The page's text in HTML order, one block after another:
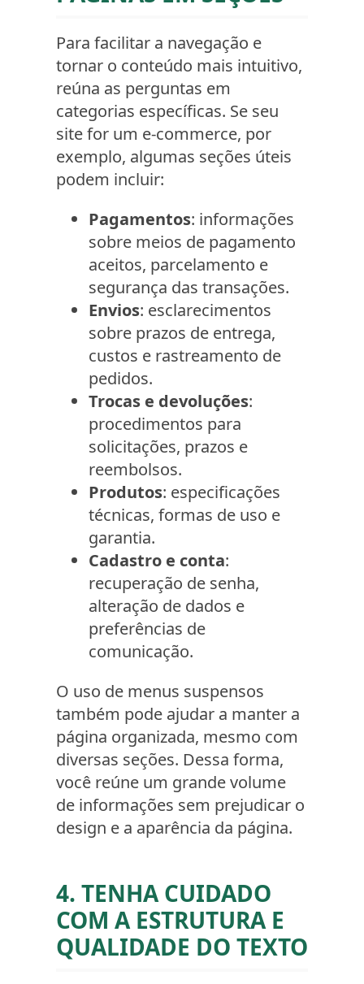
Para facilitar a navegação e
tornar o conteúdo mais intuitivo,
reúna as perguntas em
categorias específicas. Se seu
site for um e-commerce, por
exemplo, algumas seções úteis
podem incluir:
Pagamentos: informações
sobre meios de pagamento
aceitos, parcelamento e
segurança das transações.
Envios: esclarecimentos
sobre prazos de entrega,
custos e rastreamento de
pedidos.
Trocas e devoluções:
procedimentos para
solicitações, prazos e
reembolsos.
Produtos: especificações
técnicas, formas de uso e
garantia.
Cadastro e conta:
recuperação de senha,
alteração de dados e
preferências de
comunicação.
O uso de menus suspensos
também pode ajudar a manter a
página organizada, mesmo com
diversas seções. Dessa forma,
você reúne um grande volume
de informações sem prejudicar o
design e a aparência da página.
4. TENHA CUIDADO
COM A ESTRUTURA E
QUALIDADE DO TEXTO